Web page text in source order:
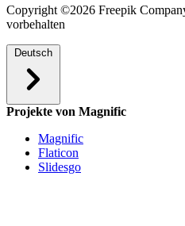
Copyright ©2026 Freepik
vorbehalten
Deutsch
Projekte von Magnific
Magnific
Flaticon
Slidesgo